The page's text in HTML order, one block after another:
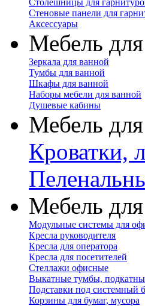
Столешницы для
Стеновые панели для
Аксессуары
Мебель
Зеркала для ванной
Тумбы для ванной
Шкафы для ванной
Наборы мебели для ванной
Душевые кабины
Мебель
Кроватки,
Мебель
Модульные системы для
Кресла руководителя
Кресла для оператора
Кресла для посетителей
Стеллажи офисные
Выкатные тумбы,
Подставки под системный
Корзины для бумаг, мусора